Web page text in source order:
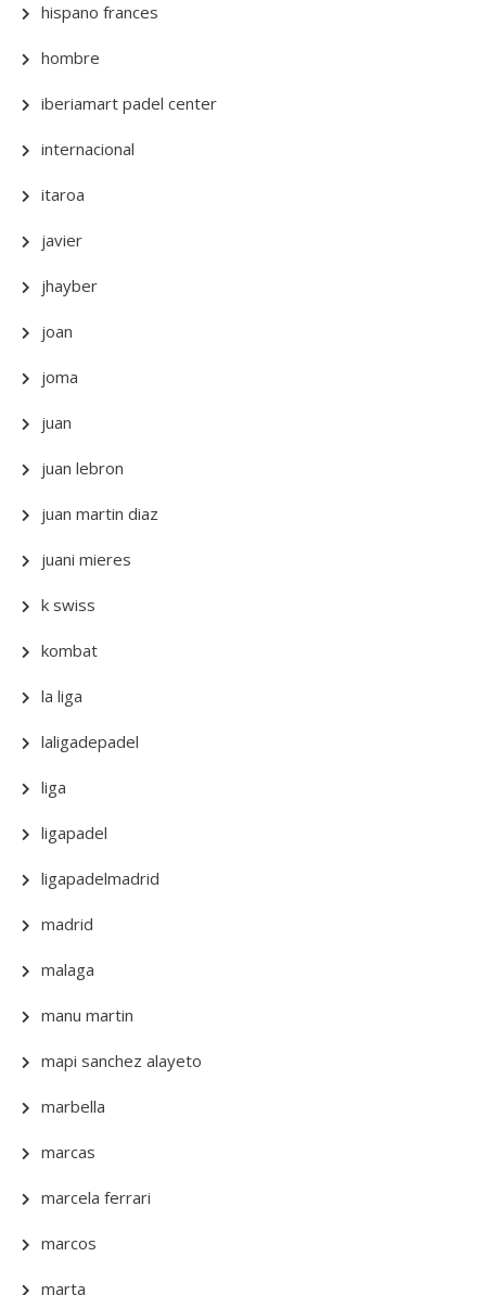
hispano frances
hombre
iberiamart padel center
internacional
itaroa
javier
jhayber
joan
joma
juan
juan lebron
juan martin diaz
juani mieres
k swiss
kombat
la liga
laligadepadel
liga
ligapadel
ligapadelmadrid
madrid
malaga
manu martin
mapi sanchez alayeto
marbella
marcas
marcela ferrari
marcos
marta